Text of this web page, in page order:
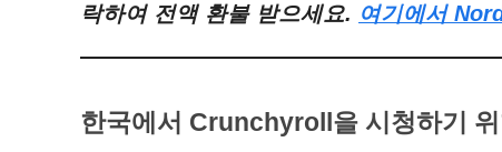
락하여 전액 환불 받으세요. 여기에서
한국에서 Crunchyroll 을 시청하기